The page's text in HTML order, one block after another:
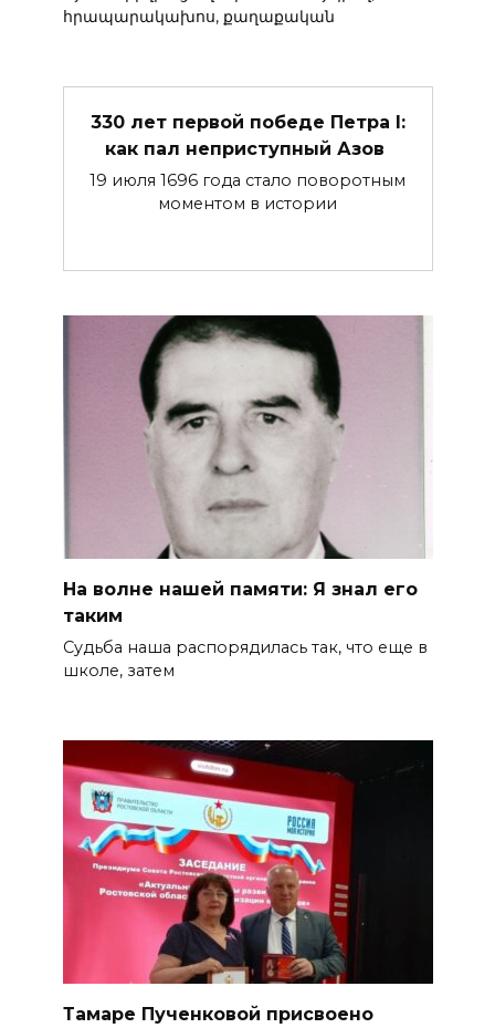
հրապարակախոս, քաղաքական
330 лет первой победе Петра I:
как пал неприступный Азов
19 июля 1696 года стало поворотным
моментом в истории
На волне нашей памяти: Я знал его
таким
Судьба наша распорядилась так, что еще в
школе, затем
Тамаре Пученковой присвоено